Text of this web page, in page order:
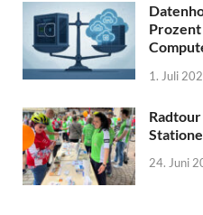
1. Juli
24. Juni